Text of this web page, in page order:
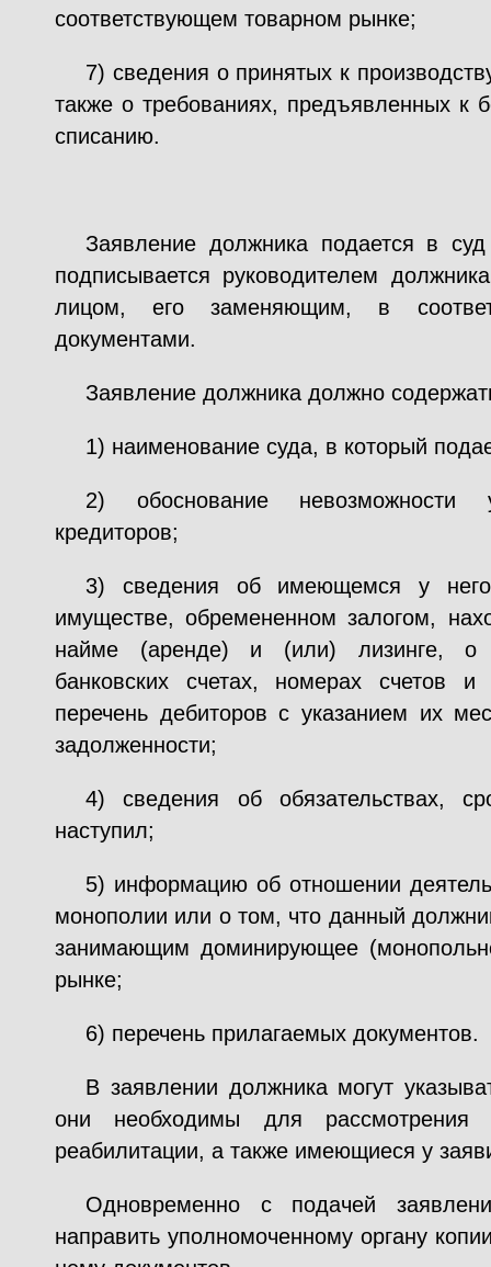
соответствующем товарном рынке;
7) сведения о принятых к
также о требованиях, предъявленных к
списанию.
Заявление должника подается в
подписывается руководителем
лицом, его заменяющим, в
документами.
Заявление должника должно
1) наименование суда, в который
2) обоснование невозможности
кредиторов;
3) сведения об имеющемся у
имуществе, обремененном залогом,
найме (аренде) и (или) лизинге, о
банковских счетах, номерах счетов
перечень дебиторов с указанием их
задолженности;
4) сведения об обязательствах,
наступил;
5) информацию об отношении
монополии или о том, что данный
занимающим доминирующее
рынке;
6) перечень прилагаемых документов.
В заявлении должника могут
они необходимы для
реабилитации, а также имеющиеся у
Одновременно с подачей
направить уполномоченному органу